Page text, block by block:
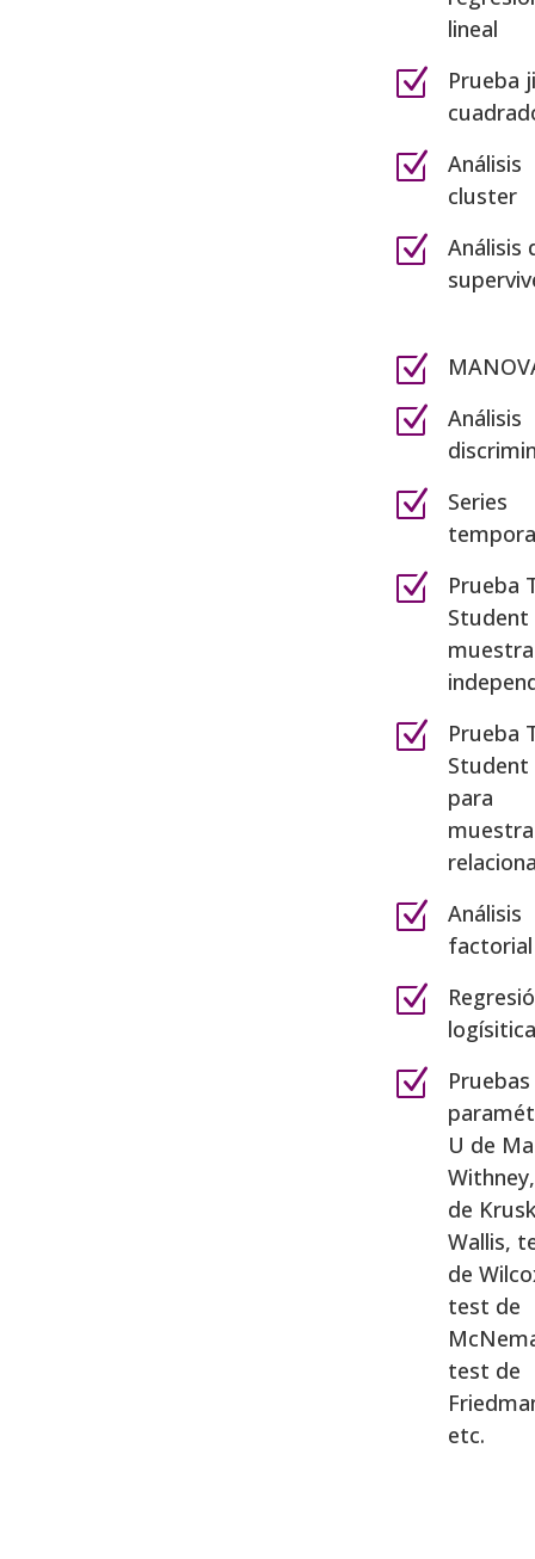
lineal
Z
Prueba
Z
Análisis
cluster
Z
Análisis
Z
Z
Análisis
Z
Series
Z
Prueba
Student
Z
Prueba
Student
para
Z
Análisis
factorial
Z
logísitica
Z
U de
de
Wallis,
de
test de
test de
etc.